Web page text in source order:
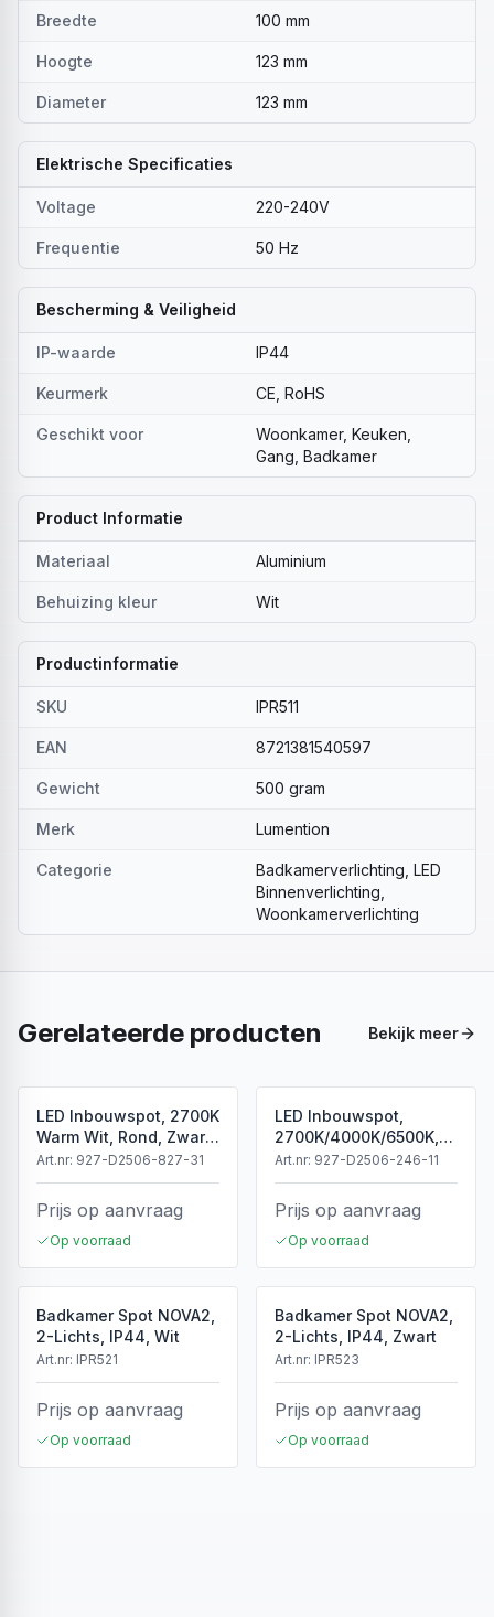
Breedte 100 mm
Hoogte 123 mm
Diameter 123 mm
Elektrische Specificaties
Voltage 220-240V
Frequentie 50 Hz
Bescherming & Veiligheid
IP-waarde IP44
Keurmerk CE, RoHS
Geschikt voor
Woonkamer, Keuken,
Gang, Badkamer
Product Informatie
Materiaal Aluminium
Behuizing kleur Wit
Productinformatie
SKU IPR511
EAN 8721381540597
Gewicht 500 gram
Merk Lumention
Categorie
Badkamerverlichting, LED
Binnenverlichting,
Woonkamerverlichting
Gerelateerde producten Bekijk meer
LED Inbouwspot, 2700K
Warm Wit, Rond, Zwart,
Dimbaar, IP44
Art.nr: 927-D2506-827-31
Prijs op aanvraag
Op voorraad
LED Inbouwspot,
2700K/4000K/6500K,
Dimbaar, Wit, IP44
Art.nr: 927-D2506-246-11
Prijs op aanvraag
Op voorraad
Badkamer Spot NOVA2,
2-Lichts, IP44, Wit
Art.nr: IPR521
Prijs op aanvraag
Op voorraad
Badkamer Spot NOVA2,
2-Lichts, IP44, Zwart
Art.nr: IPR523
Prijs op aanvraag
Op voorraad